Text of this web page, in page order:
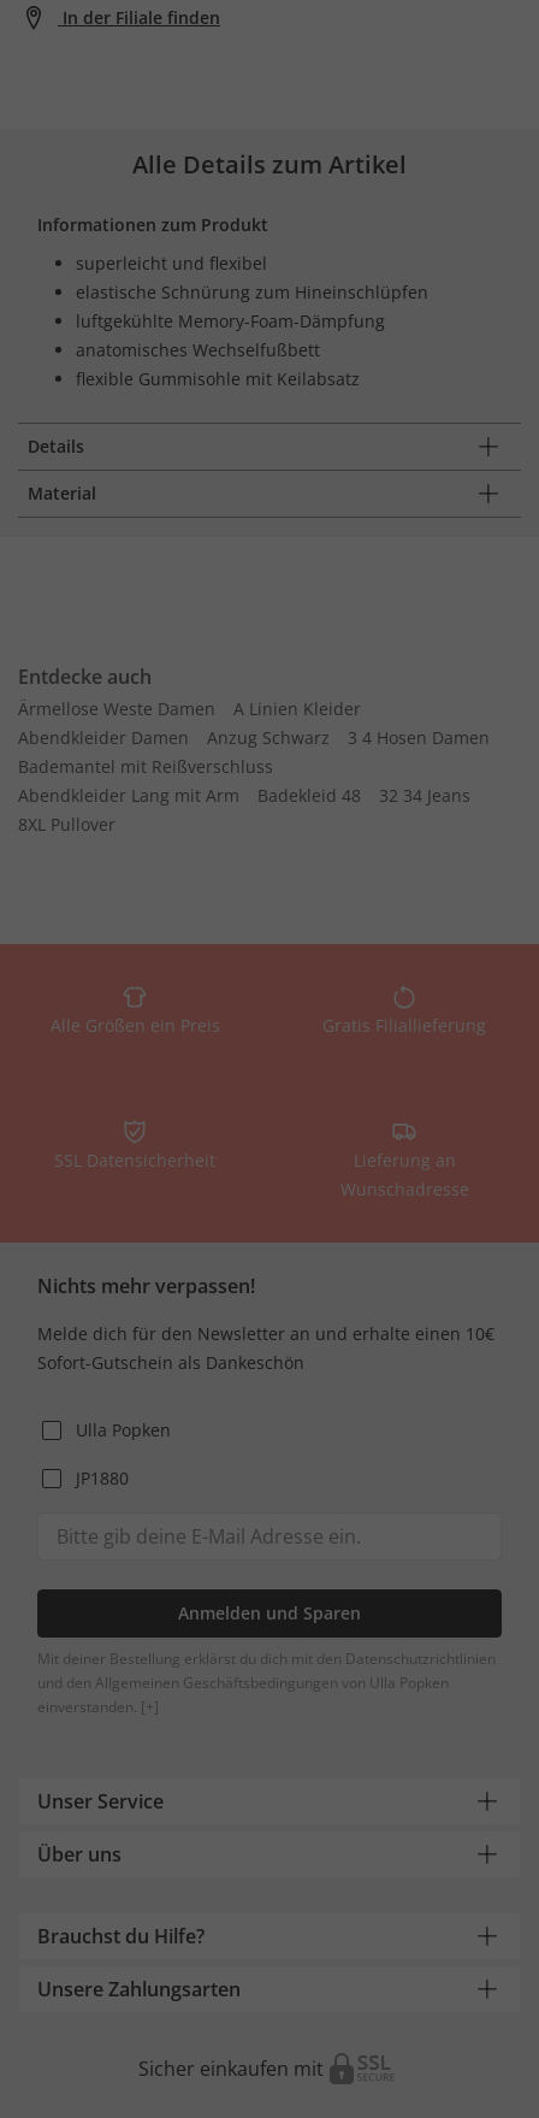
In der Filiale finden
Alle Details zum Artikel
Informationen zum Produkt
superleicht und flexibel
elastische Schnürung zum Hineinschlüpfen
luftgekühlte Memory-Foam-Dämpfung
anatomisches Wechselfußbett
flexible Gummisohle mit Keilabsatz
Details
Material
Entdecke auch
Ärmellose Weste Damen
A Linien Kleider
Abendkleider Damen
Anzug Schwarz
3 4 Hosen Damen
Bademantel mit Reißverschluss
Abendkleider Lang mit Arm
Badekleid 48
32 34 Jeans
8XL Pullover
Alle Größen ein Preis Gratis Filiallieferung
SSL Datensicherheit
Lieferung an
Wunschadresse
Nichts mehr verpassen!
Melde dich für den Newsletter an und erhalte einen 10€
Sofort-Gutschein als Dankeschön
Ulla Popken
JP1880
Anmelden und Sparen
Mit deiner Bestellung erklärst du dich mit den Datenschutzrichtlinien
und den Allgemeinen Geschäftsbedingungen von Ulla Popken
einverstanden. [+]
Unser Service
Über uns
Brauchst du Hilfe?
Unsere Zahlungsarten
Sicher einkaufen mit